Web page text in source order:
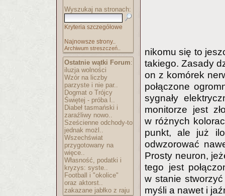
Wyszukaj na stronach:
Kryteria szczegółowe
Najnowsze strony..
Archiwum streszczeń..
Ostatnie wątki Forum:
iluzja wolności
Wzór na liczby
parzyste i nie par..
Dogmat o Trójcy
Świętej - próba l..
Diabeł tasmański i
zaraźliwy nowo..
Sześcienne odchody-to
jednak możl..
Wszechświat
przygotowany na
więce..
Własność, podatki i
kryzys: syste..
Football i "okolice"
oraz aktorst..
zakazane jabłko z raju
nikomu się to
takiego. Zasady
on z komórek
połączone
sygnały
monitorze jest
w różnych
punkt, ale już
odwzorować
Prosty neuron,
tego jest
w stanie
myśli a nawet i